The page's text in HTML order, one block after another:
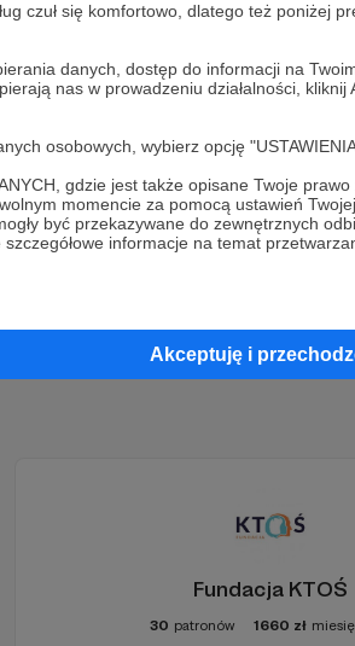
czuł się komfortowo, dlatego też poniżej
danych, dostęp do informacji na
nas w prowadzeniu działalności, kliknij
osobowych, wybierz opcję "USTAWIENIA
gdzie jest także opisane Twoje prawo
momencie za pomocą ustawień
być przekazywane do zewnętrznych
informacje na temat
Akceptuję i
Patronów!
| Polska Misja Medycznajuż teraz!
Fundacja KTOŚ
30 patronów 1660 zł